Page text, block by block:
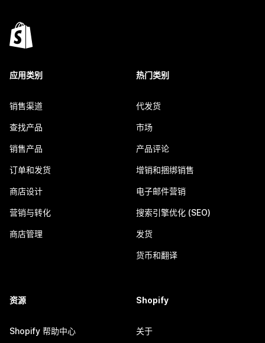
应用类别
销售渠道
查找产品
销售产品
订单和发货
商店设计
营销与转化
商店管理
热门类别
代发货
市场
产品评论
增销和捆绑销售
电子邮件营销
搜索引擎优化 (SEO)
发货
货币和翻译
资源
Shopify 帮助中心
Shopify
关于